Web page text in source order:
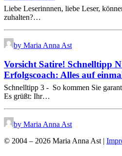
Liebe Leserinnnen, liebe Leser,
zuhalten?…
by Maria Anna Ast
Vorsicht Satire! Schnelltipp
Erfolgscoach: Alles auf
Schnelltipp 3 - So kommen Sie
Es grüßt: Ihr…
by Maria Anna Ast
© 2004 – 2026 Maria Anna Ast |